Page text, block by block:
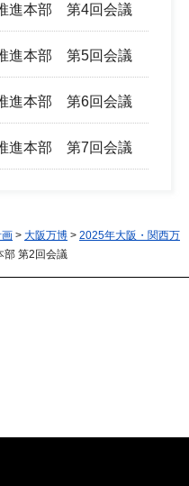
進本部 第4回会議
進本部 第5回会議
進本部 第6回会議
進本部 第7回会議
> 大阪万博 > 2025年大阪・関西万
部 第2回会議